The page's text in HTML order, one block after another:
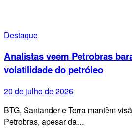
Destaque
Analistas veem Petrobras
volatilidade do petróleo
20 de julho de 2026
BTG, Santander e Terra mantêm
Petrobras, apesar da…